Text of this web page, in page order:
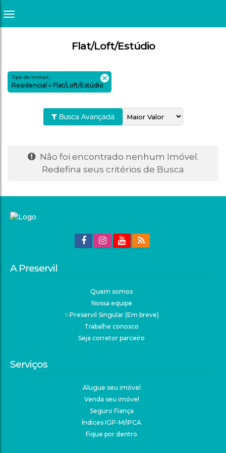
Flat/Loft/Estúdio
Tipo de Imóvel:
Residencial » Flat/Loft/Estúdio
Busca Avançada
Não foi encontrado nenhum Imóvel.
Redefina seus critérios de Busca
A Preservil
Quem somos
Nossa equipe
✨Preservil Singular (Em breve)
Trabalhe conosco
Seja corretor parceiro
Serviços
Alugue seu imóvel
Venda seu imóvel
Seguro Fiança
Índices IGP-M/IPCA
Fique por dentro